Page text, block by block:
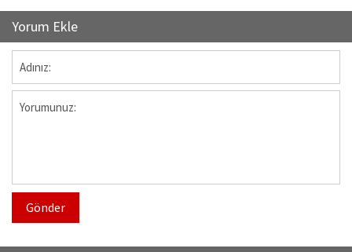
Yorum Ekle
Gönder